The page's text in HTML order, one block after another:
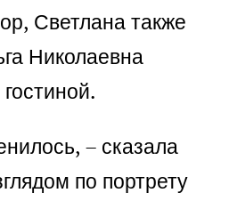
Светлана также
Николаевна
– сказала
по портрету